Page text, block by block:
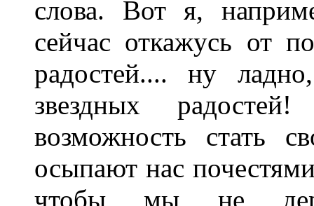
слова. Вот я,
сейчас откажусь от
радостей.... ну
звездных
возможность стать
осыпают нас
чтобы мы не